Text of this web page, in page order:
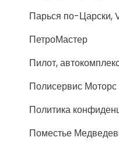
Парься по-Царски,
ПетроМастер
Пилот,
Полисервис Моторс
Политика
Поместье